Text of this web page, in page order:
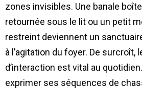
zones invisibles. Une banale
retournée sous le lit ou un petit
restreint deviennent un
à l’agitation du foyer. De surcroît,
d’interaction est vital au
exprimer ses séquences de